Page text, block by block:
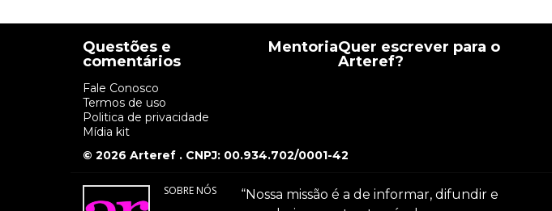
Questões e
comentários
Fale Conosco
Termos de uso
Politica de privacidade
Mídia kit
MentoriaQuer escrever para o
Arteref?
© 2026 Arteref . CNPJ: 00.934.702/0001-42
SOBRE NÓS
“Nossa missão é a de informar, difundir e